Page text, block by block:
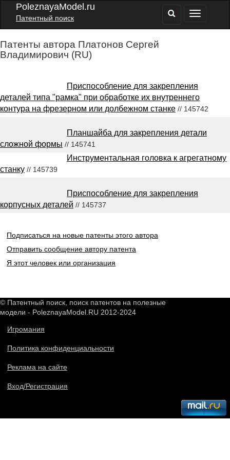
PoleznayaModel.ru
Патентный поиск
Патенты автора Платонов Сергей
Владимирович (RU)
Приспособление для закрепления
деталей типа "рамка" при обработке их внутреннего
контура на фрезерном или долбежном станке // 145742
Планшайба для закрепления детали
сложной формы // 145741
Инструментальная головка к агрегатному
станку // 145739
Приспособление для закрепления
корпусных деталей // 145737
Подписаться на новые патенты этого автора
Отправить сообщение автору патента
Я этот человек или организация
© Патентный поиск, поиск патентов на полезные
модели - PoleznayaModel.RU 2012-2024
Игромания
Политика конфиденциальности
Реклама на сайте
Вход/Регистрация